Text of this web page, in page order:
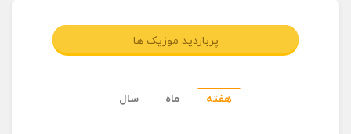
پربازدید موزیک ها
هفته ماه سال